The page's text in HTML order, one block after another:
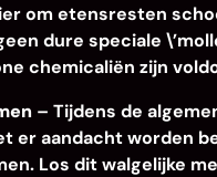
om etensresten
dure speciale
chemicaliën zijn
– Tijdens de
er aandacht worden
Los dit walgelijke